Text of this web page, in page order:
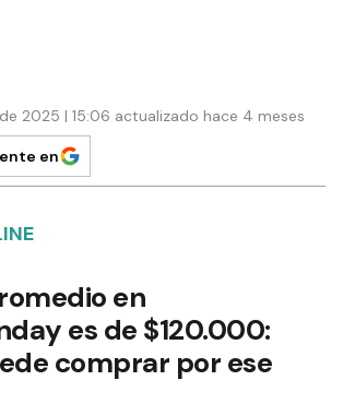
2025 | 15:06 actualizado hace 4 meses
en
en
es de $120.000:
comprar por ese